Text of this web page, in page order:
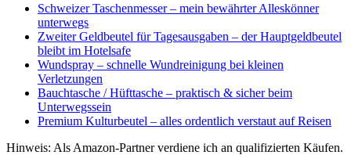
Schweizer Taschenmesser – mein bewährter Alleskönner
unterwegs
Zweiter Geldbeutel für Tagesausgaben – der Hauptgeldbeutel
bleibt im Hotelsafe
Wundspray – schnelle Wundreinigung bei kleinen
Verletzungen
Bauchtasche / Hüfttasche – praktisch & sicher beim
Unterwegssein
Premium Kulturbeutel – alles ordentlich verstaut auf Reisen
Hinweis: Als Amazon-Partner verdiene ich an qualifizierten Käufen.